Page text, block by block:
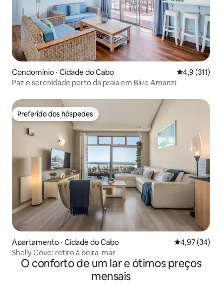
Condomínio ⋅ Cidade do Cabo 4,9 de uma
4,9 (311)
Paz e serenidade perto da praia em Blue Amanzi
Preferido dos hóspedes
Preferido dos hóspedes
Apartamento ⋅ Cidade do Cabo 4,97 de uma
4,97 (34)
Shelly Cove: retiro à beira-mar
O conforto de um lar e ótimos preços
mensais